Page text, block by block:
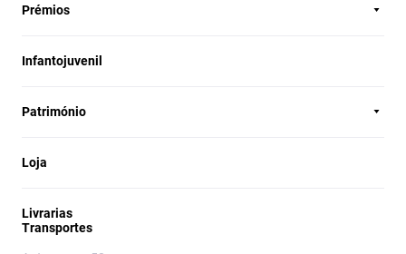
Prémios
Infantojuvenil
Património
Loja
Livrarias
Transportes